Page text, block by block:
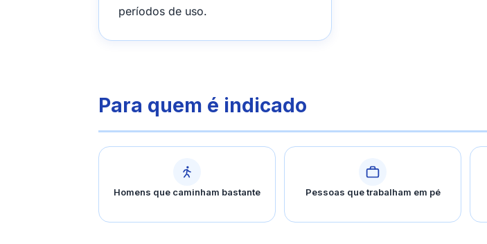
períodos de uso.
Para quem é indicado
Homens que caminham bastante Pessoas que trabalham em pé